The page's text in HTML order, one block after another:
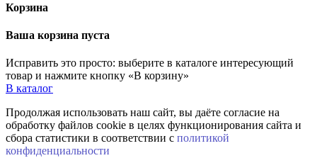
Корзина
Ваша корзина пуста
Исправить это просто: выберите в каталоге интересующий
товар и нажмите кнопку «В корзину»
В каталог
Продолжая использовать наш сайт, вы даёте согласие на
обработку файлов cookie в целях функционирования сайта и
сбора статистики в соответствии с политикой
конфиденциальности